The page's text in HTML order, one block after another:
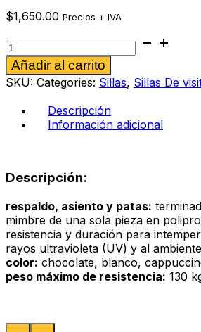
$1,650.00 Precios + IVA
Silla
Ibiza
color
blanco
cantidad
Añadir al carrito
SKU: Categories: Sillas, Sillas De
Descripción
Información adicional
Descripción:
respaldo, asiento y patas:
mimbre de una sola pieza en
resistencia y duración para
rayos ultravioleta (UV) y al
color: chocolate, blanco,
peso máximo de resistencia: 130